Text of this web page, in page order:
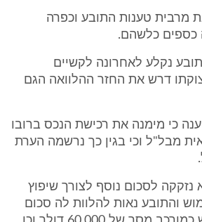
מרבית טענות התובע וכפרה
כספים כלשהם.
נקלע לאחרונה לקשיים
דרש את החזר ההלוואה הגם
כי מימנה את רכישת הנכס ברובו
מבל"ל וכי בגין כך נרשמה הערת
לסכום נוסף לצורך שיפוץ
והתובע נאות להלוות לה סכום